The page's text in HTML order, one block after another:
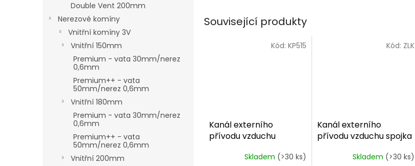
Double Vent 200mm
Nerezové komíny
Vnitřní komíny 3V
Vnitřní 150mm
Premium - vata 30mm/nerez
0,6mm
Premium++ - vata
50mm/nerez 0,6mm
Vnitřní 180mm
Premium - vata 30mm/nerez
0,6mm
Premium++ - vata
50mm/nerez 0,6mm
Vnitřní 200mm
Související produkty
Kanál externího
přívodu vzduchu
Skladem (>30 ks)
Kód: KP515
Kanál externího
přívodu vzduchu spojka
Skladem (>30 ks)
Kód: ZLK